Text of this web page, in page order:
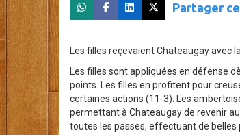
Partager
Les filles reçevaient Chateaugay
Les filles sont appliquées en défense
points. Les filles en profitent pour
certaines actions (11-3). Les
permettant à Chateaugay de revenir
toutes les passes, effectuant de belles